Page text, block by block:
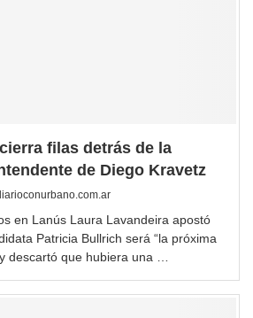
filas detrás de la
de Diego Kravetz
en Lanús Laura Lavandeira apostó
Patricia Bullrich será “la próxima
descartó que hubiera una …